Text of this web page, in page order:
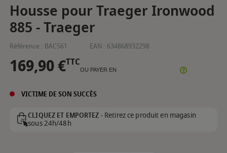
Housse pour Traeger Ironwood
885 - Traeger
Référence : BAC561 EAN : 634868932298
169,90 €TTC
OU PAYER EN
VICTIME DE SON SUCCÈS
CLIQUEZ ET EMPORTEZ -Retirez ce produit en magasin
sous 24h/48h